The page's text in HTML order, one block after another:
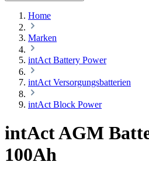
Home
Marken
intAct Battery Power
intAct Versorgungsbatterien
intAct Block Power
intAct AGM
100Ah